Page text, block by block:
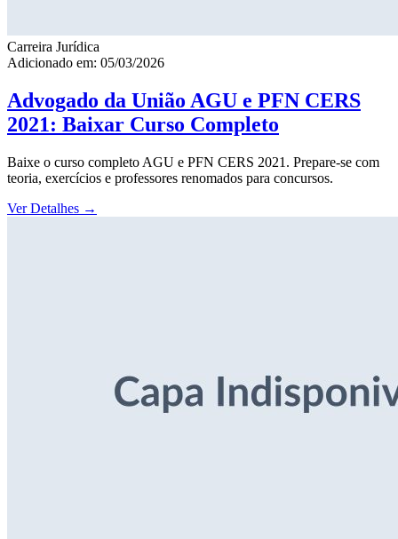
Carreira Jurídica
Adicionado em: 05/03/2026
Advogado da União AGU e PFN CERS
2021: Baixar Curso Completo
Baixe o curso completo AGU e PFN CERS 2021. Prepare-se com
teoria, exercícios e professores renomados para concursos.
Ver Detalhes →